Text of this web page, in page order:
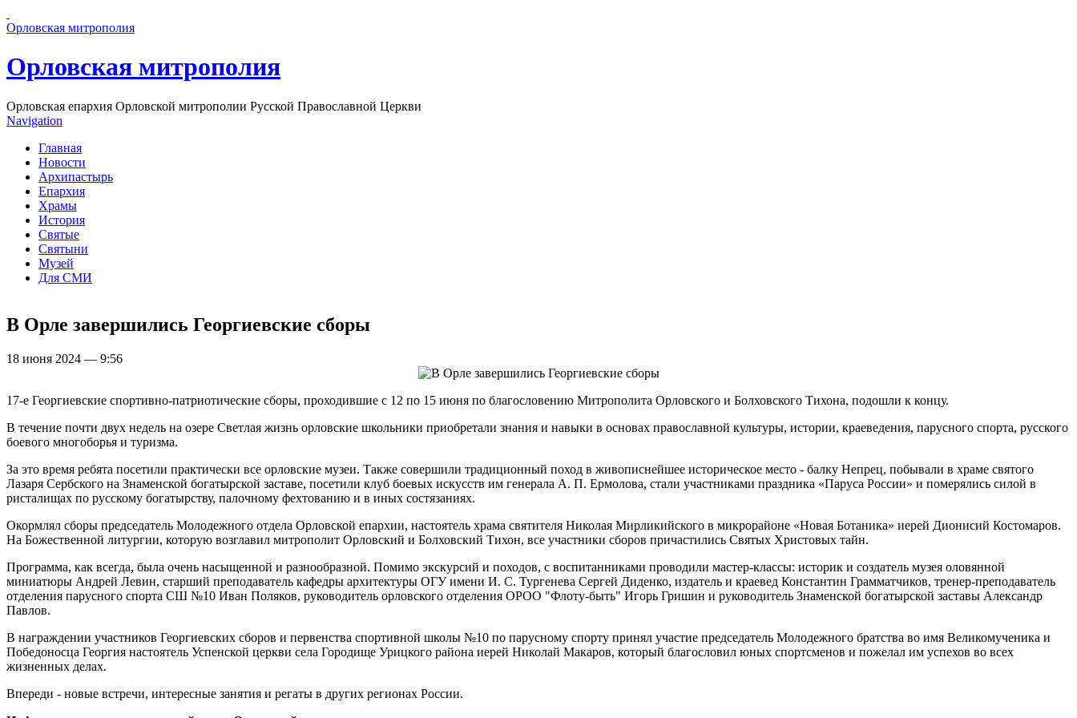
Орловская митрополия
Орловская митрополия
Орловская епархия Орловской митрополии Русской Православной Церкви
Navigation
Главная
Новости
Архипастырь
Епархия
Храмы
История
Святые
Святыни
Музей
Для СМИ
В Орле завершились Георгиевские сборы
18 июня 2024 — 9:56
17-е Георгиевские спортивно-патриотические сборы, проходившие с 12 по 15 июня по благословению Митрополита Орловского и Болховского Тихона, подошли к концу.
В течение почти двух недель на озере Светлая жизнь орловские школьники приобретали знания и навыки в основах православной культуры, истории, краеведения, парусного спорта, русского
боевого многоборья и туризма.
За это время ребята посетили практически все орловские музеи. Также совершили традиционный поход в живописнейшее историческое место - балку Непрец, побывали в храме святого
Лазаря Сербского на Знаменской богатырской заставе, посетили клуб боевых искусств им генерала А. П. Ермолова, стали участниками праздника «Паруса России» и померялись силой в
ристалищах по русскому богатырству, палочному фехтованию и в иных состязаниях.
Окормлял сборы председатель Молодежного отдела Орловской епархии, настоятель храма святителя Николая Мирликийского в микрорайоне «Новая Ботаника» иерей Дионисий Костомаров.
На Божественной литургии, которую возглавил митрополит Орловский и Болховский Тихон, все участники сборов причастились Святых Христовых тайн.
Программа, как всегда, была очень насыщенной и разнообразной. Помимо экскурсий и походов, с воспитанниками проводили мастер-классы: историк и создатель музея оловянной
миниатюры Андрей Левин, старший преподаватель кафедры архитектуры ОГУ имени И. С. Тургенева Сергей Диденко, издатель и краевед Константин Грамматчиков, тренер-преподаватель
отделения парусного спорта СШ №10 Иван Поляков, руководитель орловского отделения ОРОО "Флоту-быть" Игорь Гришин и руководитель Знаменской богатырской заставы Александр
Павлов.
В награждении участников Георгиевских сборов и первенства спортивной школы №10 по парусному спорту принял участие председатель Молодежного братства во имя Великомученика и
Победоносца Георгия настоятель Успенской церкви села Городище Урицкого района иерей Николай Макаров, который благословил юных спортсменов и пожелал им успехов во всех
жизненных делах.
Впереди - новые встречи, интересные занятия и регаты в других регионах России.